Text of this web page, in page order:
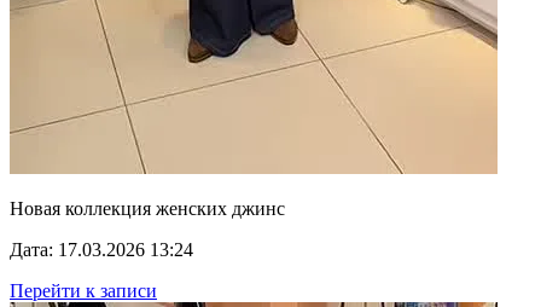
Новая коллекция женских джинс
Дата: 17.03.2026 13:24
Перейти к записи